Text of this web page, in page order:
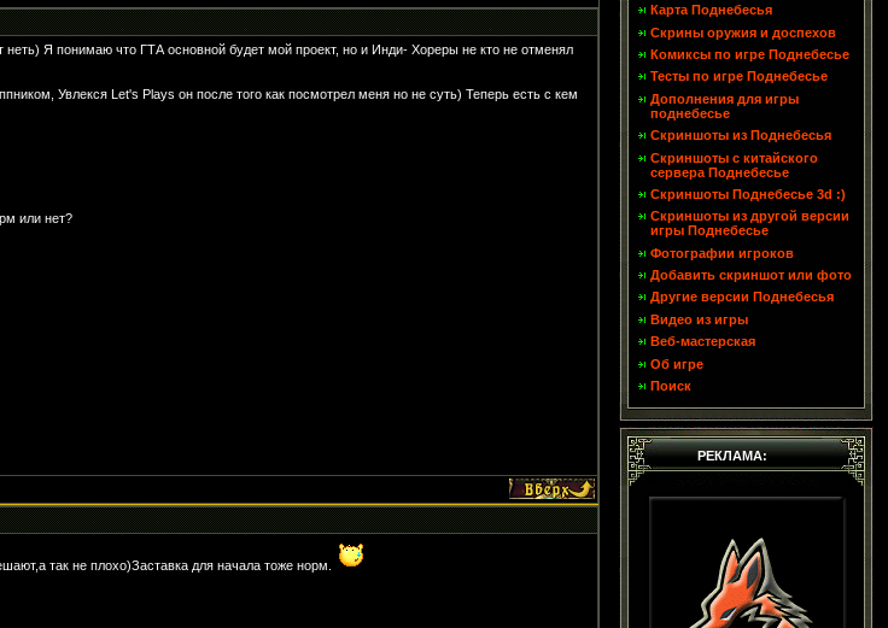
Я понимаю что ГТА основной будет мой проект, но и Инди- Хореры не кто не отменял
Увлекся Let's Plays он после того как посмотрел меня но не суть) Теперь есть с кем
или нет?
так не плохо)Заставка для начала тоже норм.
Карта Поднебесья
Скрины оружия и доспехов
Комиксы по игре Поднебесье
Тесты по игре Поднебесье
Дополнения для игры
поднебесье
Скриншоты из Поднебесья
Скриншоты с китайского
сервера Поднебесье
Скриншоты Поднебесье 3d :)
Скриншоты из другой версии
игры Поднебесье
Фотографии игроков
Добавить скриншот или фото
Другие версии Поднебесья
Видео из игры
Веб-мастерская
Об игре
Поиск
РЕКЛАМА: